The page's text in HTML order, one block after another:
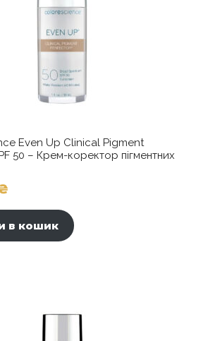
Even Up Clinical Pigment
50 – Крем-коректор пігментних
в кошик